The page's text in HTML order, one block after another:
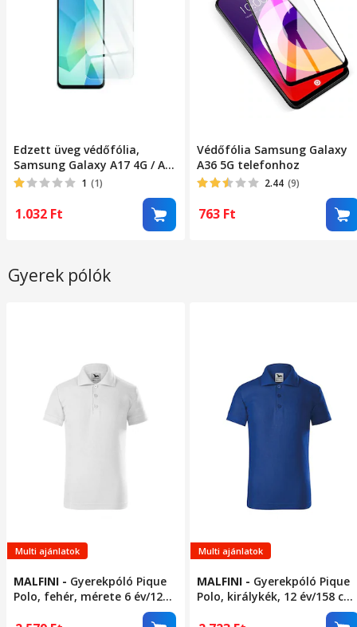
Edzett üveg védőfólia,
Samsung Galaxy A17 4G / A17
5G / A16 4G / A16 5G / M16 5G
1 (1)
1.032 Ft
Védőfólia Samsung Galaxy
A36 5G telefonhoz
2.44 (9)
763 Ft
Gyerek pólók
Multi ajánlatok
MALFINI - Gyerekpóló Pique
Polo, fehér, mérete 6 év/122
Multi ajánlatok
MALFINI - Gyerekpóló Pique
Polo, királykék, 12 év/158 cm